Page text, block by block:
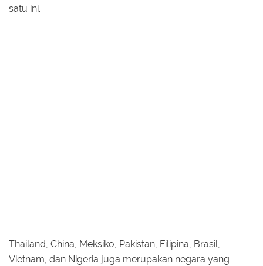
satu ini.
Thailand, China, Meksiko, Pakistan, Filipina, Brasil,
Vietnam, dan Nigeria juga merupakan negara yang